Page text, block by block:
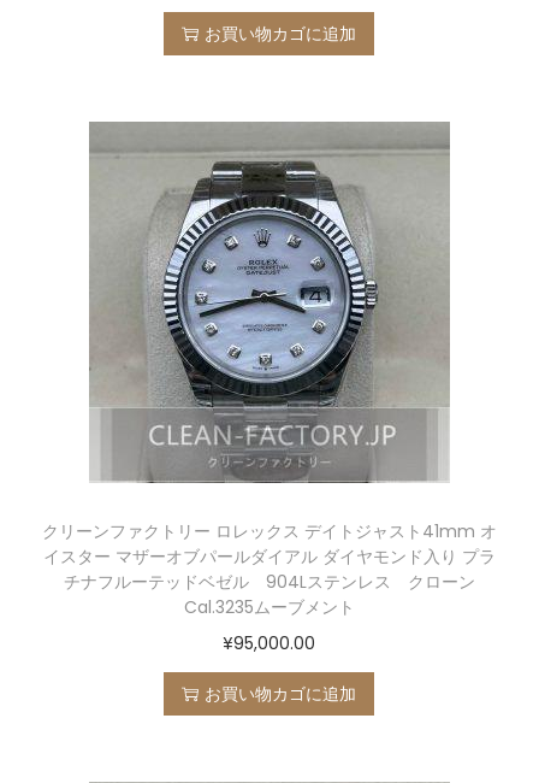
お買い物カゴに追加
クリーンファクトリー ロレックス デイトジャスト41mm オ
イスター マザーオブパールダイアル ダイヤモンド入り プラ
チナフルーテッドベゼル 904Lステンレス クローン
Cal.3235ムーブメント
¥95,000.00
お買い物カゴに追加